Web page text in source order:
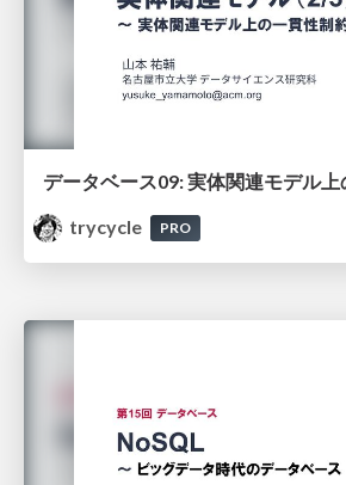
データベース09: 実体関連モデル
trycycle
PRO